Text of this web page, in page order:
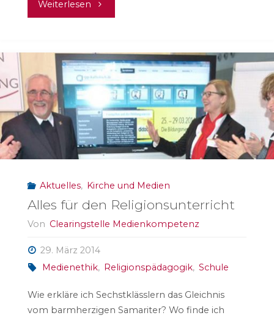
Weiterlesen "Alles
oder
was?!
am
05.12.2014
in
Mainz"
Aktuelles, Kirche und Medien
Alles für den Religionsunterricht
Von Clearingstelle Medienkompetenz
29. März 2014
Medienethik, Religionspädagogik, Schule
Wie erkläre ich Sechstklässlern das Gleichnis
vom barmherzigen Samariter? Wo finde ich